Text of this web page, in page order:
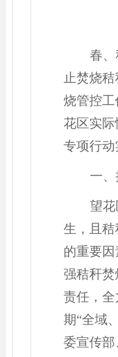
春
止焚烧
烧管控
花区实
专项行动
一
望
生，且
的重要
强秸秆
责任，
期“全域
委宣传